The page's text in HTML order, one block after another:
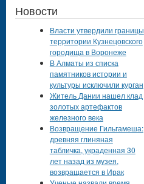
Новости
Власти утвердили границы
территории Кузнецовского
городища в Воронеже
В Алматы из списка
памятников истории и
культуры исключили курган
Житель Дании нашел клад
золотых артефактов
железного века
Возвращение Гильгамеша:
древняя глиняная
табличка, украденная 30
лет назад из музея,
возвращается в Ирак